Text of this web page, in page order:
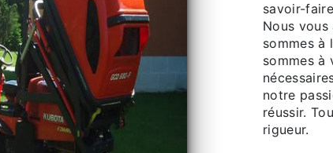
savoir-
Nous
sommes à
sommes à
notre
réussir.
rigueur.